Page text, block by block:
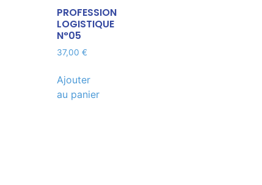
PROFESSION
LOGISTIQUE
N°05
37,00 €
Ajouter
au panier